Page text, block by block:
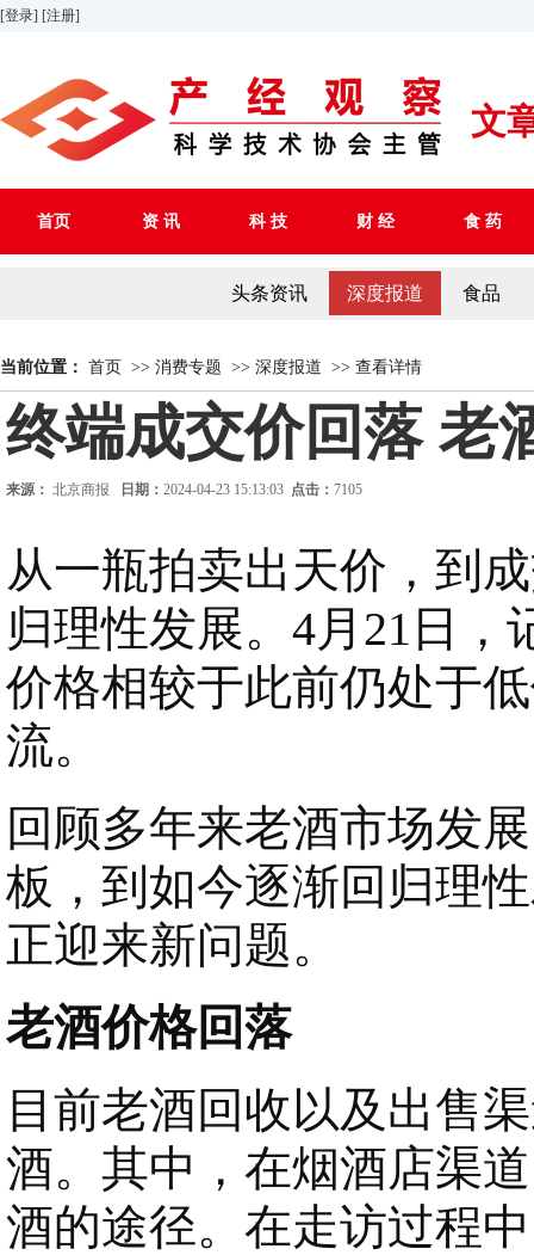
[登录] [注册]
文
首页 资 讯 科 技 财 经 食 药
头条资讯 深度报道 食品
当前位置： 首页 >> 消费专题 >> 深度报道 >> 查看详情
终端成交价回落 老
来源： 北京商报 日期： 2024-04-23 15:13:03 点击： 7105
从一瓶拍卖出天价，到
归理性发展。4月21日
价格相较于此前仍处于
流。
回顾多年来老酒市场发
板，到如今逐渐回归理
正迎来新问题。
老酒价格回落
目前老酒回收以及出售
酒。其中，在烟酒店渠
酒的途径。在走访过程